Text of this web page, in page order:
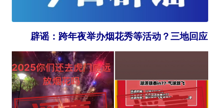
辟谣：跨年夜举办烟花秀等活动？三地回应